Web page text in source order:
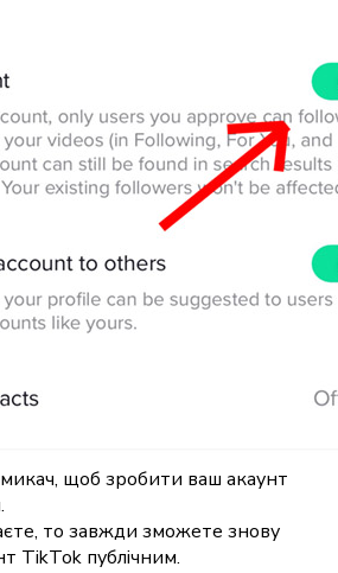
щоб зробити ваш акаунт
то завжди зможете знову
TikTok публічним.